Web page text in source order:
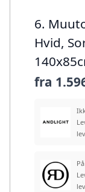
6.
Hvid,
fra